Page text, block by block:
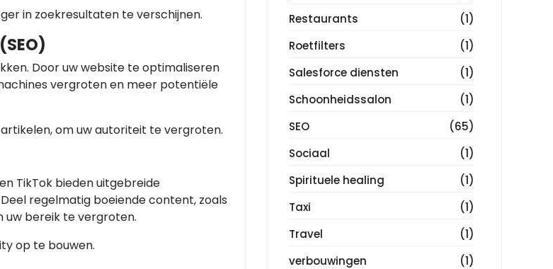
in zoekresultaten te verschijnen.
Door uw website te optimaliseren
vergroten en meer potentiële
om uw autoriteit te vergroten.
TikTok bieden uitgebreide
regelmatig boeiende content, zoals
uw bereik te vergroten.
op te bouwen.
Restaurants
(1)
Roetfilters
(1)
Salesforce diensten
(1)
Schoonheidssalon
(1)
SEO
(65)
Sociaal
(1)
Spirituele healing
(1)
Taxi
(1)
Travel
(1)
verbouwingen
(1)